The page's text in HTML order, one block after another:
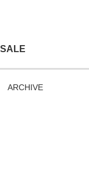
SALE
ARCHIVE